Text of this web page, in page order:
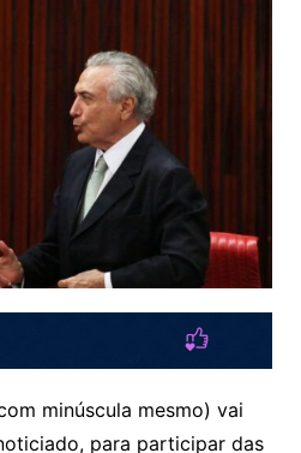
minúscula mesmo) vai
para participar das